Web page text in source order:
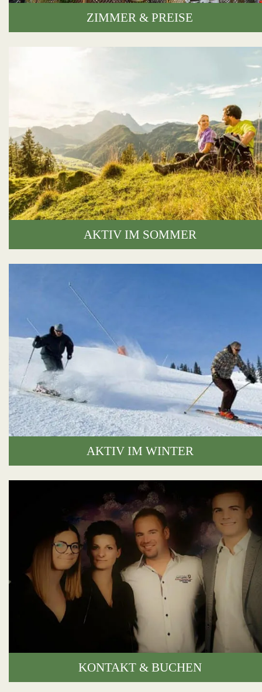
ZIMMER & PREISE
AKTIV IM SOMMER
AKTIV IM WINTER
KONTAKT & BUCHEN